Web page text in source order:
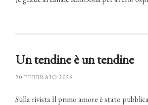
Un tendine è un tendine
20 FEBBRAIO 2026
Sulla rivista Il primo amore è stato